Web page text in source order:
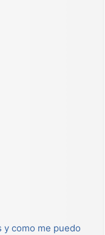
y como me puedo